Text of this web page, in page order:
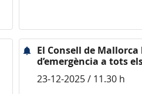
El Consell de
d’emergència a tots
23-12-2025 / 11.30 h